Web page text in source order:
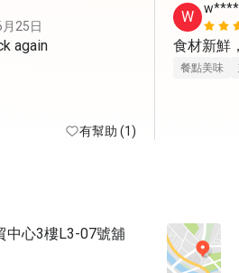
25日
有幫助 (1)
W
食材新鮮
餐點美味
中心3樓L3-07號舖